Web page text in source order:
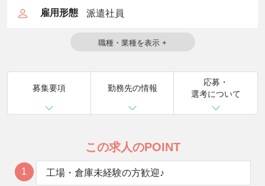
雇用形態 派遣社員
募集要項 勤務先の情報
応募・
選考について
この求人のPOINT
1 工場・倉庫未経験の方歓迎♪